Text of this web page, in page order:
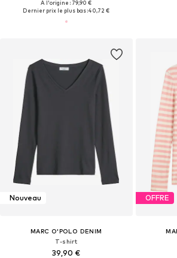
À l'origine : 79,90 €
Dernier prix le plus bas :40,72 €
Nouveau
MARC O'POLO DENIM
T-shirt
39,90 €
OFFRE